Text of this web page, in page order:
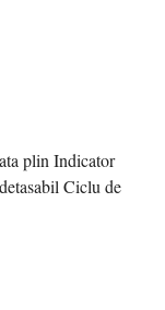
plin Indicator
Ciclu de